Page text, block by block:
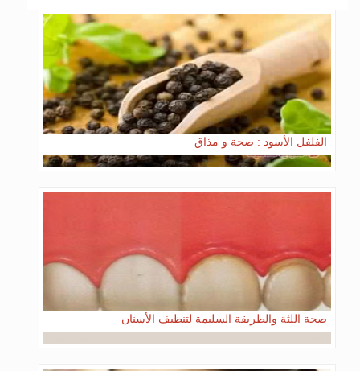
الفلفل الأسود : صحة و مذاق
صحة اللثة والطريقة السليمة لتنظيف الأسنان